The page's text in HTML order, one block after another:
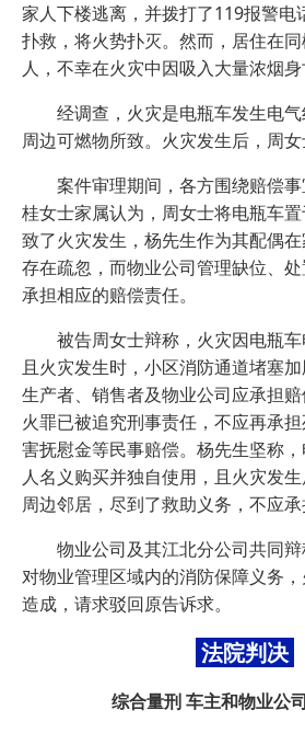
家人下楼逃离，并拨打了119报警电
扑救，将火势扑灭。然而，居住在
人，不幸在火灾中因吸入大量浓烟身
经调查，火灾是电瓶车发生电
周边可燃物所致。火灾发生后，周女
案件审理期间，各方围绕赔偿事
桂女士家属认为，周女士将电瓶车
致了火灾发生，杨先生作为其配偶
存在疏忽，而物业公司管理缺位、
承担相应的赔偿责任。
被告周女士辩称，火灾因电瓶车
且火灾发生时，小区消防通道堵塞
生产者、销售者及物业公司应承担
火罪已被追究刑事责任，不应再承
害抚慰金等民事赔偿。杨先生坚称
人名义购买并独自使用，且火灾发
周边邻居，尽到了救助义务，不应承
物业公司及其江北分公司共同
对物业管理区域内的消防保障义务
造成，请求驳回原告诉求。
法院判决
综合量刑 车主和物业公